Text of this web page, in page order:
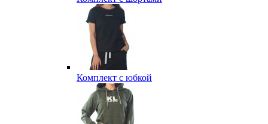
Комплект с юбкой